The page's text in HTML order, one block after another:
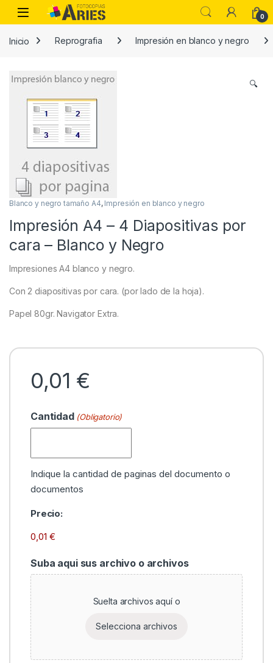
Skip to navigation
Skip to content
Open 0
Inicio Reprografia Impresión en blanco y negro
🔍
Blanco y negro tamaño A4, Impresión en blanco y negro
Impresión A4 – 4 Diapositivas por
cara – Blanco y Negro
Impresiones A4 blanco y negro.
Con 2 diapositivas por cara. (por lado de la hoja).
Papel 80gr. Navigator Extra.
0,01 €
Cantidad (Obligatorio)
Indique la cantidad de paginas del documento o
documentos
Precio
Precio:
Suba aqui sus archivo o archivos
Suelta archivos aquí o
Selecciona archivos